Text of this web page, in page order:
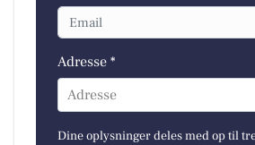
Adresse *
Adresse
Dine oplysninger deles med op til